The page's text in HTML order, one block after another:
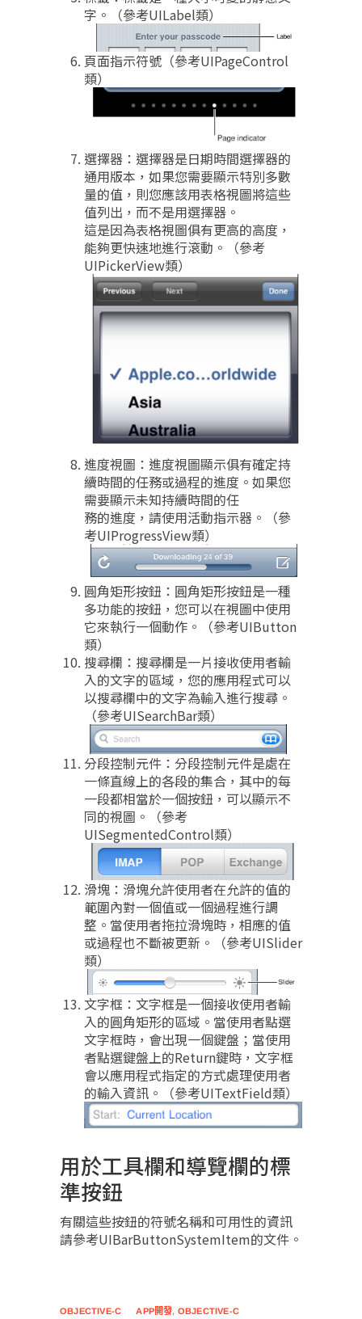
字。（參考UILabel類）
頁面指示符號（參考UIPageControl
類）
選擇器：選擇器是日期時間選擇器的
通用版本，如果您需要顯示特別多數
量的值，則您應該用表格視圖將這些
值列出，而不是用選擇器。
這是因為表格視圖俱有更高的高度，
能夠更快速地進行滾動。（參考
UIPickerView類）
進度視圖：進度視圖顯示俱有確定持
續時間的任務或過程的進度。如果您
需要顯示未知持續時間的任
務的進度，請使用活動指示器。（參
考UIProgressView類）
圓角矩形按鈕：圓角矩形按鈕是一種
多功能的按鈕，您可以在視圖中使用
它來執行一個動作。（參考UIButton
類）
搜尋欄：搜尋欄是一片接收使用者輸
入的文字的區域，您的應用程式可以
以搜尋欄中的文字為輸入進行搜尋。
（參考UISearchBar類）
分段控制元件：分段控制元件是處在
一條直線上的各段的集合，其中的每
一段都相當於一個按鈕，可以顯示不
同的視圖。（參考
UISegmentedControl類）
滑塊：滑塊允許使用者在允許的值的
範圍內對一個值或一個過程進行調
整。當使用者拖拉滑塊時，相應的值
或過程也不斷被更新。（參考UISlider
類）
文字框：文字框是一個接收使用者輸
入的圓角矩形的區域。當使用者點選
文字框時，會出現一個鍵盤；當使用
者點選鍵盤上的Return鍵時，文字框
會以應用程式指定的方式處理使用者
的輸入資訊。（參考UITextField類）
用於工具欄和導覽欄的標
準按鈕
有關這些按鈕的符號名稱和可用性的資訊
請參考UIBarButtonSystemItem的文件。
OBJECTIVE-C APP開發, OBJECTIVE-C